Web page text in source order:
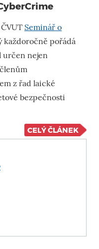
Seminář o
každoročně pořádá
určen nejen
z řad laické
bezpečnosti
CELÝ ČLÁNEK